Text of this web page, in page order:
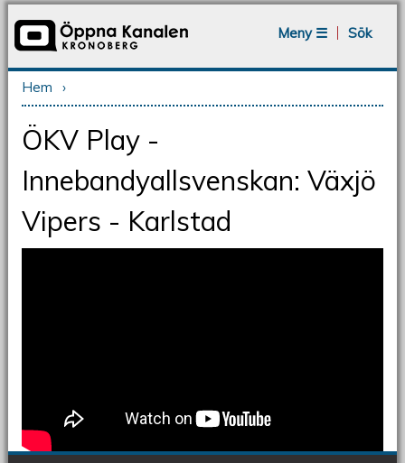
Meny ☰
Sök
Du är här
Hem ›
ÖKV Play -
Innebandyallsvenskan: Växjö
Vipers - Karlstad